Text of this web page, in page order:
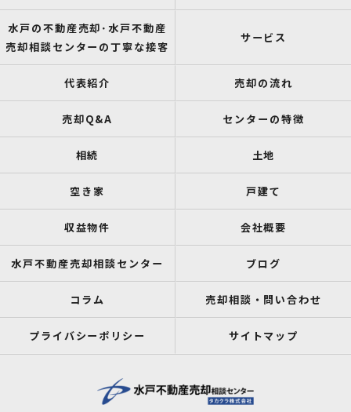
水戸の不動産売却･水戸不動産
売却相談センターの丁寧な接客
サービス
代表紹介 売却の流れ
売却Q&A センターの特徴
相続 土地
空き家 戸建て
収益物件 会社概要
水戸不動産売却相談センター ブログ
コラム 売却相談・問い合わせ
プライバシーポリシー サイトマップ